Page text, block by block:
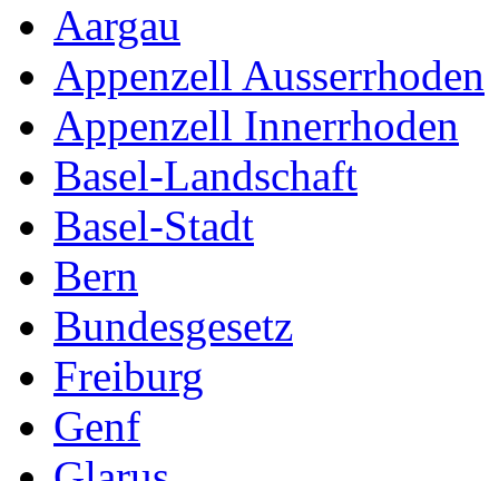
Aargau
Appenzell Ausserrhoden
Appenzell Innerrhoden
Basel-Landschaft
Basel-Stadt
Bern
Bundesgesetz
Freiburg
Genf